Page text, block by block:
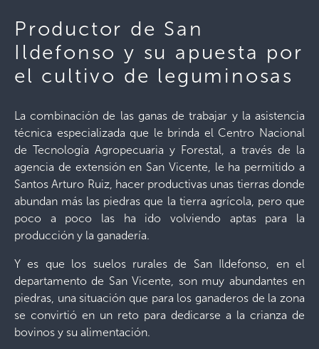
Productor de San
Ildefonso y su apuesta por
el cultivo de leguminosas
La combinación de las ganas de trabajar y la asistencia
técnica especializada que le brinda el Centro Nacional
de Tecnología Agropecuaria y Forestal, a través de la
agencia de extensión en San Vicente, le ha permitido a
Santos Arturo Ruiz, hacer productivas unas tierras donde
abundan más las piedras que la tierra agrícola, pero que
poco a poco las ha ido volviendo aptas para la
producción y la ganadería.
Y es que los suelos rurales de San Ildefonso, en el
departamento de San Vicente, son muy abundantes en
piedras, una situación que para los ganaderos de la zona
se convirtió en un reto para dedicarse a la crianza de
bovinos y su alimentación.